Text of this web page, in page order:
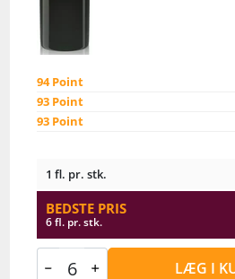
94 Point
93 Point
93 Point
1 fl. pr. stk.
BEDSTE PRIS
6 fl. pr. stk.
LÆG I